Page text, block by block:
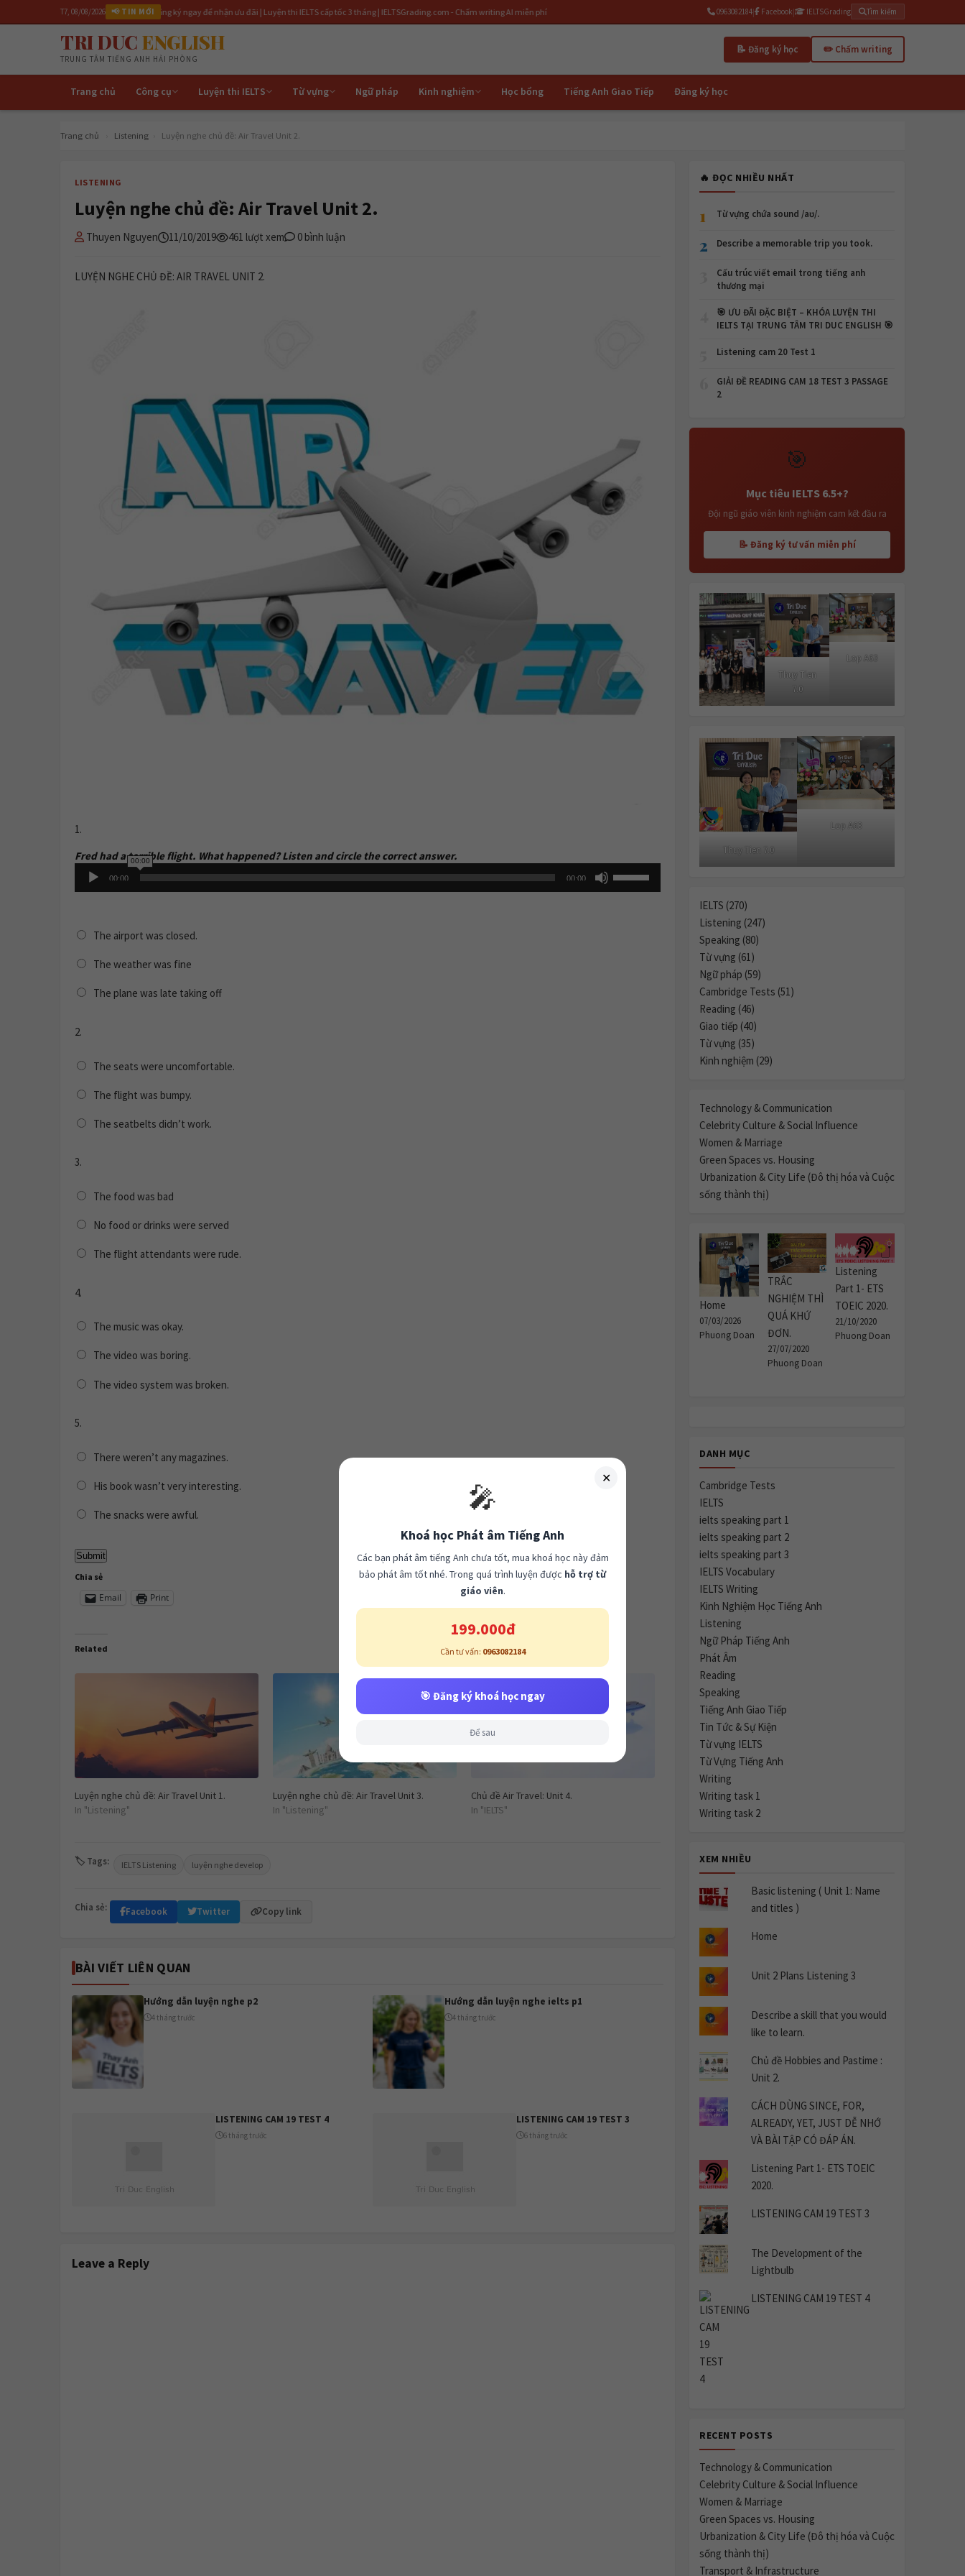
T7, 08/08/2026 📢 TIN MỚI
IELTS 6.5 tháng 4/2026 | Đăng ký ngay để nhận ưu đãi | Luyện thi IELTS cấp tốc 3 tháng | IELTSGrading.com - Chấm writing AI miễn phí 0963082184| Facebook| IELTSGrading Tìm kiếm
TRI DUC ENGLISH
TRUNG TÂM TIẾNG ANH HẢI PHÒNG
📝 Đăng ký học ✏️ Chấm writing
Trang chủ Công cụ Luyện thi IELTS Từ vựng Ngữ pháp Kinh nghiệm Học bổng Tiếng Anh Giao Tiếp Đăng ký học
Trang chủ Listening Luyện nghe chủ đề: Air Travel Unit 2.
LISTENING
Luyện nghe chủ đề: Air Travel Unit 2.
Thuyen Nguyen 11/10/2019 461 lượt xem 0 bình luận
LUYỆN NGHE CHỦ ĐỀ: AIR TRAVEL UNIT 2.
1.
Fred had a terrible flight. What happened? Listen and circle the correct answer.
Audio
Player
00:00
00:00
00:00
Use
Up/Down
The airport was closed.
The weather was fine
The plane was late taking off
2.
The seats were uncomfortable.
The flight was bumpy.
The seatbelts didn’t work.
3.
The food was bad
No food or drinks were served
The flight attendants were rude.
4.
The music was okay.
The video was boring.
The video system was broken.
5.
There weren’t any magazines.
His book wasn’t very interesting.
The snacks were awful.
Chia sẻ
Email Print
Related
Luyện nghe chủ đề: Air Travel Unit 1.
In "Listening"
Luyện nghe chủ đề: Air Travel Unit 3.
In "Listening"
Chủ đề Air Travel: Unit 4.
In "IELTS"
🏷 Tags: IELTS Listening luyện nghe develop
Chia sẻ: Facebook Twitter Copy link
BÀI VIẾT LIÊN QUAN
Hướng dẫn luyện nghe p2
4 tháng trước
Hướng dẫn luyện nghe ielts p1
4 tháng trước
LISTENING CAM 19 TEST 4
6 tháng trước
LISTENING CAM 19 TEST 3
6 tháng trước
Leave a Reply
🔥 ĐỌC NHIỀU NHẤT
1 Từ vựng chứa sound /aʊ/.
2 Describe a memorable trip you took.
Cấu trúc viết email trong tiếng anh
thương mại
🎯 ƯU ĐÃI ĐẶC BIỆT – KHÓA LUYỆN THI
IELTS TẠI TRUNG TÂM TRI DUC ENGLISH 🎯
Listening cam 20 Test 1
GIẢI ĐỀ READING CAM 18 TEST 3 PASSAGE
2
🎯
Mục tiêu IELTS 6.5+?
Đội ngũ giáo viên kinh nghiệm cam kết đầu ra
📝 Đăng ký tư vấn miễn phí
Thuy Tien
7.0
Lop A63
Thuy Tien 7.0
Lop A63
IELTS (270)
Listening (247)
Speaking (80)
Từ vựng (61)
Ngữ pháp (59)
Cambridge Tests (51)
Reading (46)
Giao tiếp (40)
Từ vựng (35)
Kinh nghiệm (29)
Technology & Communication
Celebrity Culture & Social Influence
Women & Marriage
Green Spaces vs. Housing
Urbanization & City Life (Đô thị hóa và Cuộc
sống thành thị)
Home
07/03/2026
Phuong Doan
TRẮC
NGHIỆM THÌ
QUÁ KHỨ
ĐƠN.
27/07/2020
Phuong Doan
Listening
Part 1- ETS
TOEIC 2020.
21/10/2020
Phuong Doan
DANH MỤC
Cambridge Tests
IELTS
ielts speaking part 1
ielts speaking part 2
ielts speaking part 3
IELTS Vocabulary
IELTS Writing
Kinh Nghiệm Học Tiếng Anh
Listening
Ngữ Pháp Tiếng Anh
Phát Âm
Reading
Speaking
Tiếng Anh Giao Tiếp
Tin Tức & Sự Kiện
Từ vựng IELTS
Từ Vựng Tiếng Anh
Writing
Writing task 1
Writing task 2
XEM NHIỀU
Basic listening ( Unit 1: Name
and titles )
Home
Unit 2 Plans Listening 3
Describe a skill that you would
like to learn.
Chủ đề Hobbies and Pastime :
Unit 2.
CÁCH DÙNG SINCE, FOR,
ALREADY, YET, JUST DỄ NHỚ
VÀ BÀI TẬP CÓ ĐÁP ÁN.
Listening Part 1- ETS TOEIC
2020.
LISTENING CAM 19 TEST 3
The Development of the
Lightbulb
LISTENING CAM 19 TEST 4
RECENT POSTS
Technology & Communication
Celebrity Culture & Social Influence
Women & Marriage
Green Spaces vs. Housing
Urbanization & City Life (Đô thị hóa và Cuộc
sống thành thị)
Transport & Infrastructure
✕
🎤
Khoá học Phát âm Tiếng Anh
Các bạn phát âm tiếng Anh chưa tốt, mua khoá học này đảm
bảo phát âm tốt nhé. Trong quá trình luyện được hỗ trợ từ
giáo viên.
199.000đ
Cần tư vấn: 0963082184
🎯 Đăng ký khoá học ngay
Để sau